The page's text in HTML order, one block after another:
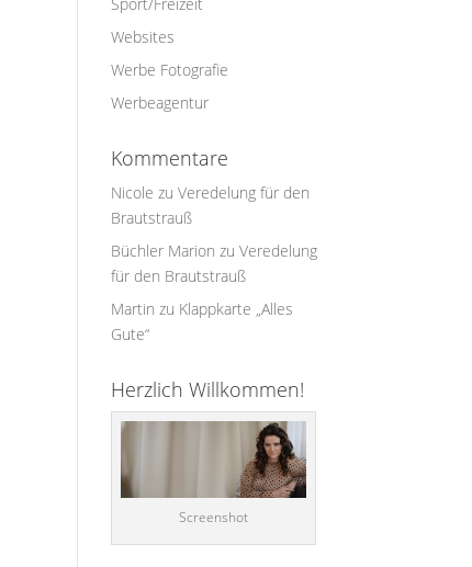
Websites
Werbe Fotografie
Werbeagentur
Kommentare
Nicole zuVeredelung für den
Brautstrauß
Büchler Marion zuVeredelung
für den Brautstrauß
Martin zu Klappkarte „Alles
Gute“
Herzlich Willkommen!
Screenshot